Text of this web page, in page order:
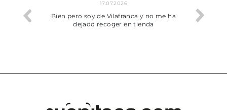
trobat
17.07.2026
Bien pero soy de Vilafranca y no me ha
dejado recoger en tienda